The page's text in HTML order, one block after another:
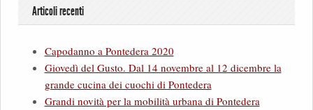
Articoli recenti
Capodanno a Pontedera 2020
Giovedì del Gusto. Dal 14 novembre al 12 dicembre la
grande cucina dei cuochi di Pontedera
Grandi novità per la mobilità urbana di Pontedera